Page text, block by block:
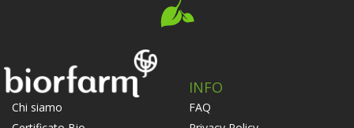
Chi siamo
INFO
FAQ